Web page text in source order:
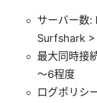
サーバー数
Surfshark >
最大同時接
～6程度
ログポリシ